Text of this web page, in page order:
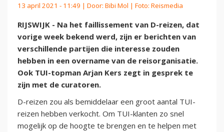
13 april 2021 - 11:49 | Door: Bibi Mol | Foto: Reismedia
RIJSWIJK - Na het faillissement van D-reizen, dat
vorige week bekend werd, zijn er berichten van
verschillende partijen die interesse zouden
hebben in een overname van de reisorganisatie.
Ook TUI-topman Arjan Kers zegt in gesprek te
zijn met de curatoren.
D-reizen zou als bemiddelaar een groot aantal TUI-
reizen hebben verkocht. Om TUI-klanten zo snel
mogelijk op de hoogte te brengen en te helpen met